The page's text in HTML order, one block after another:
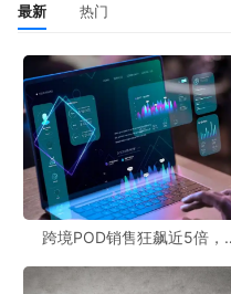
最新 热门
跨境POD销售狂飙近5倍，